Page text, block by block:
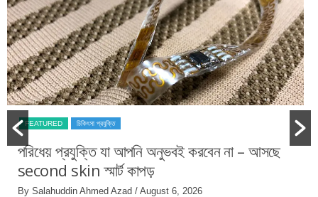
FEATURED চিকিৎসা প্রযুক্তি
পরিধেয় প্রযুক্তি যা আপনি অনুভবই করবেন না – আসছে
second skin স্মার্ট কাপড়
By Salahuddin Ahmed Azad / August 6, 2026